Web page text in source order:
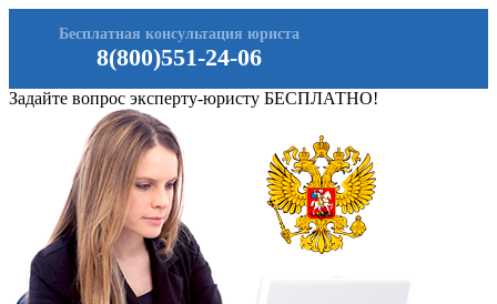
8(800)551-24-06
Бесплатная консультация юриста
Задайте вопрос эксперту-юристу БЕСПЛАТНО!